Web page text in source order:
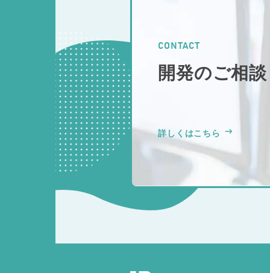
CONTACT
開発のご相談
詳しくはこちら